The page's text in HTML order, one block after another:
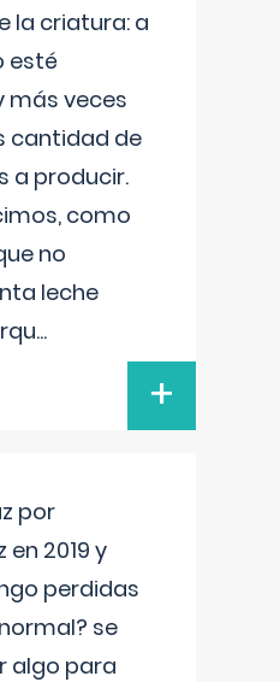
la criatura: a
esté
más veces
cantidad de
a producir.
como
no
leche
...
+
por
en 2019 y
perdidas
se
algo para